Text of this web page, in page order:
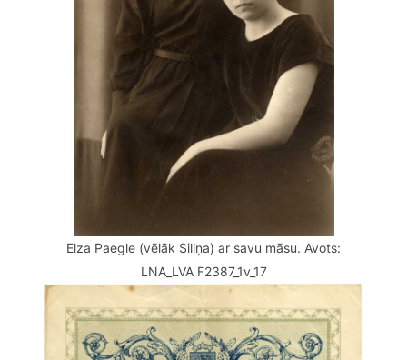
Elza Paegle (vēlāk Siliņa) ar savu māsu. Avots:
LNA_LVA F2387_1v_17